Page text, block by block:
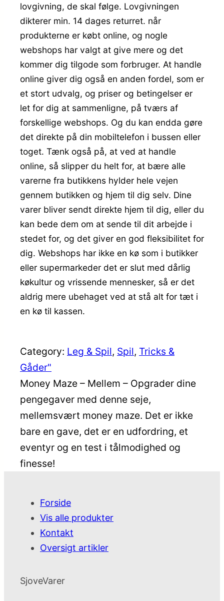
lovgivning, de skal følge. Lovgivningen
dikterer min. 14 dages returret. når
produkterne er købt online, og nogle
webshops har valgt at give mere og det
kommer dig tilgode som forbruger. At handle
online giver dig også en anden fordel, som er
et stort udvalg, og priser og betingelser er
let for dig at sammenligne, på tværs af
forskellige webshops. Og du kan endda gøre
det direkte på din mobiltelefon i bussen eller
toget. Tænk også på, at ved at handle
online, så slipper du helt for, at bære alle
varerne fra butikkens hylder hele vejen
gennem butikken og hjem til dig selv. Dine
varer bliver sendt direkte hjem til dig, eller du
kan bede dem om at sende til dit arbejde i
stedet for, og det giver en god fleksibilitet for
dig. Webshops har ikke en kø som i butikker
eller supermarkeder det er slut med dårlig
køkultur og vrissende mennesker, så er det
aldrig mere ubehaget ved at stå alt for tæt i
en kø til kassen.
Category: Leg & Spil, Spil, Tricks &
Gåder"
Money Maze – Mellem – Opgrader dine
pengegaver med denne seje,
mellemsvært money maze. Det er ikke
bare en gave, det er en udfordring, et
eventyr og en test i tålmodighed og
finesse!
Forside
Vis alle produkter
Kontakt
Oversigt artikler
SjoveVarer